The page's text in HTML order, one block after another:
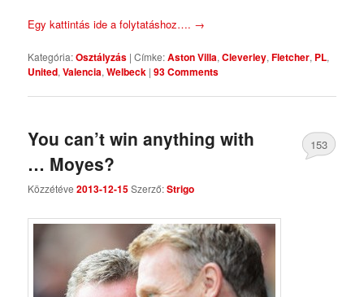
Egy kattintás ide a folytatáshoz…. →
Kategória:Osztályzás |Címke:Aston Villa,Cleverley,Fletcher, PL,
United,Valencia,Welbeck |93 Comments
You can’t win anything with
… Moyes?
Közzétéve2013-12-15Szerző:Strigo
153